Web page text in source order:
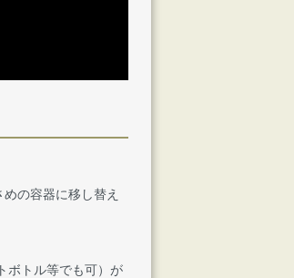
の容器に移し替え
ボトル等でも可）が